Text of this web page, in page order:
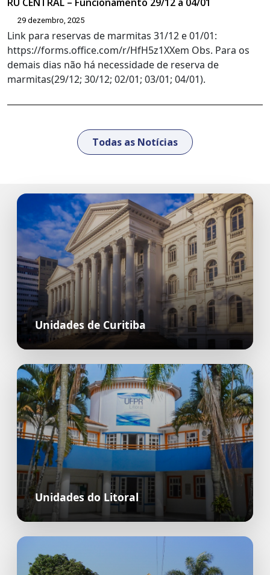
29 dezembro, 2025
Link para reservas de marmitas 31/12 e 01/01:
https://forms.office.com/r/HfH5z1XXem Obs. Para os
demais dias não há necessidade de reserva de
marmitas(29/12; 30/12; 02/01; 03/01; 04/01).
Todas as Notícias
Unidades de Curitiba
Unidades do Litoral